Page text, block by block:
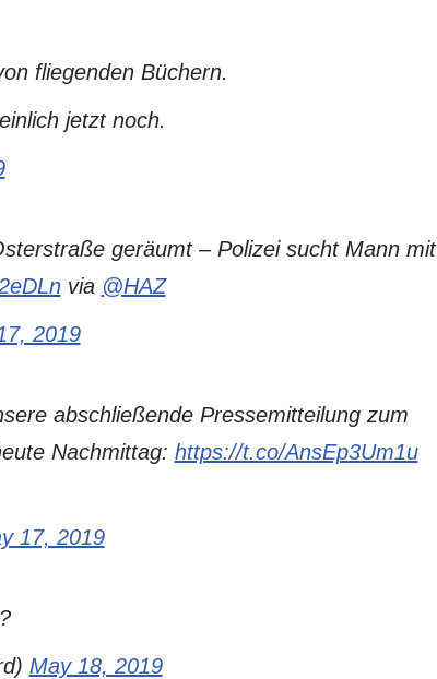
fliegenden Büchern.
jetzt noch.
geräumt – Polizei sucht Mann mit
via @HAZ
2019
abschließende Pressemitteilung zum
Nachmittag: https://t.co/AnsEp3Um1u
17, 2019
May 18, 2019